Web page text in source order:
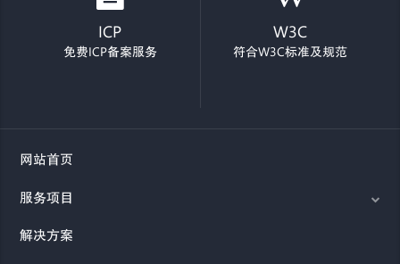
ICP
免费ICP备案服务
W3C
符合W3C标准及规范
网站首页
服务项目
解决方案